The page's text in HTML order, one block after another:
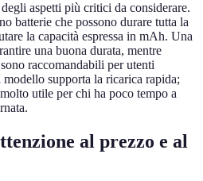
aspetti più critici da considerare.
batterie che possono durare tutta la
la capacità espressa in mAh. Una
una buona durata, mentre
raccomandabili per utenti
supporta la ricarica rapida;
utile per chi ha poco tempo a
al prezzo e al